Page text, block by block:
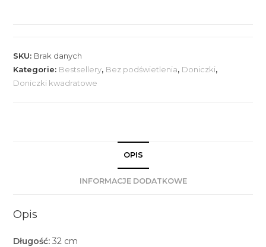
SKU: Brak danych
Kategorie: Bestsellery, Bez podświetlenia, Doniczki,
Doniczki kwadratowe
OPIS
INFORMACJE DODATKOWE
Opis
Długość: 32 cm